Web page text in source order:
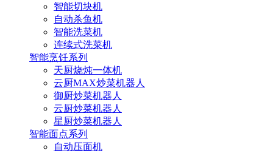
智能切块机
自动杀鱼机
智能洗菜机
连续式洗菜机
智能烹饪系列
天厨烧炖一体机
云厨MAX炒菜机器人
御厨炒菜机器人
云厨炒菜机器人
星厨炒菜机器人
智能面点系列
自动压面机